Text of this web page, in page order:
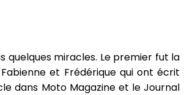
quelques miracles. Le premier fut la
et Frédérique qui ont écrit
dans Moto Magazine et le Journal